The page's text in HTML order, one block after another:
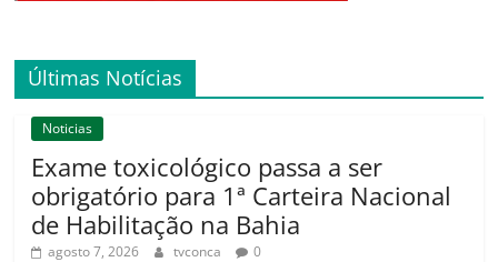
Últimas Notícias
Noticias
Exame toxicológico passa a ser
obrigatório para 1ª Carteira Nacional
de Habilitação na Bahia
agosto 7, 2026 tvconca 0